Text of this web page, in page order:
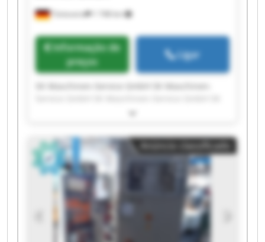
Tönisvorst 1 748 km
Informação de
preços
Ligar
Maschinen-Service GmbH SK Maschinen-Service
Maschinen-Service GmbH SK Maschinen-Service
GmbH SK Maschinen-Service GmbH SK
Maschinen-Service GmbH SK Maschinen-Service
GmbH SK Maschinen-Service GmbH SK
Maschinen-Service GmbH SK Maschinen-Service
GmbH SK Maschinen-Service GmbH SK
Maschinen-Service GmbH SK Maschinen-Service
GmbH SK Maschinen-Service GmbH SK
Maschinen-Service GmbH SK Maschinen-Service